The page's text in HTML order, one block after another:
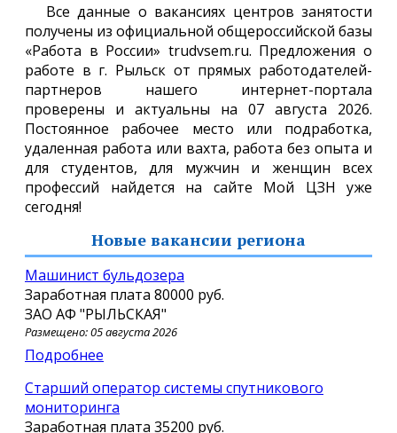
Все данные о вакансиях центров занятости
получены из официальной общероссийской базы
«Работа в России» trudvsem.ru. Предложения о
работе в г. Рыльск от прямых работодателей-
партнеров нашего интернет-портала
проверены и актуальны на 07 августа 2026.
Постоянное рабочее место или подработка,
удаленная работа или вахта, работа без опыта и
для студентов, для мужчин и женщин всех
профессий найдется на сайте Мой ЦЗН уже
сегодня!
Новые вакансии региона
Машинист бульдозера
Заработная плата 80000 руб.
ЗАО АФ "РЫЛЬСКАЯ"
Размещено: 05 августа 2026
Подробнее
Старший оператор системы спутникового
мониторинга
Заработная плата 35200 руб.